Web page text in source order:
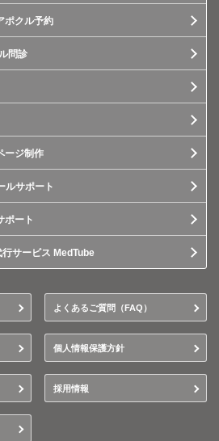
ポクル予約
問診
ージ制作
ルサポート
ポート
サービス MedTube
よくあるご質問（FAQ）
個人情報保護方針
採用情報